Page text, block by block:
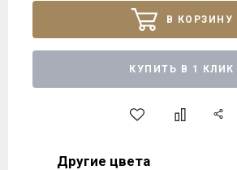
В КОРЗИНУ
КУПИТЬ В 1 КЛИК
Другие цвета